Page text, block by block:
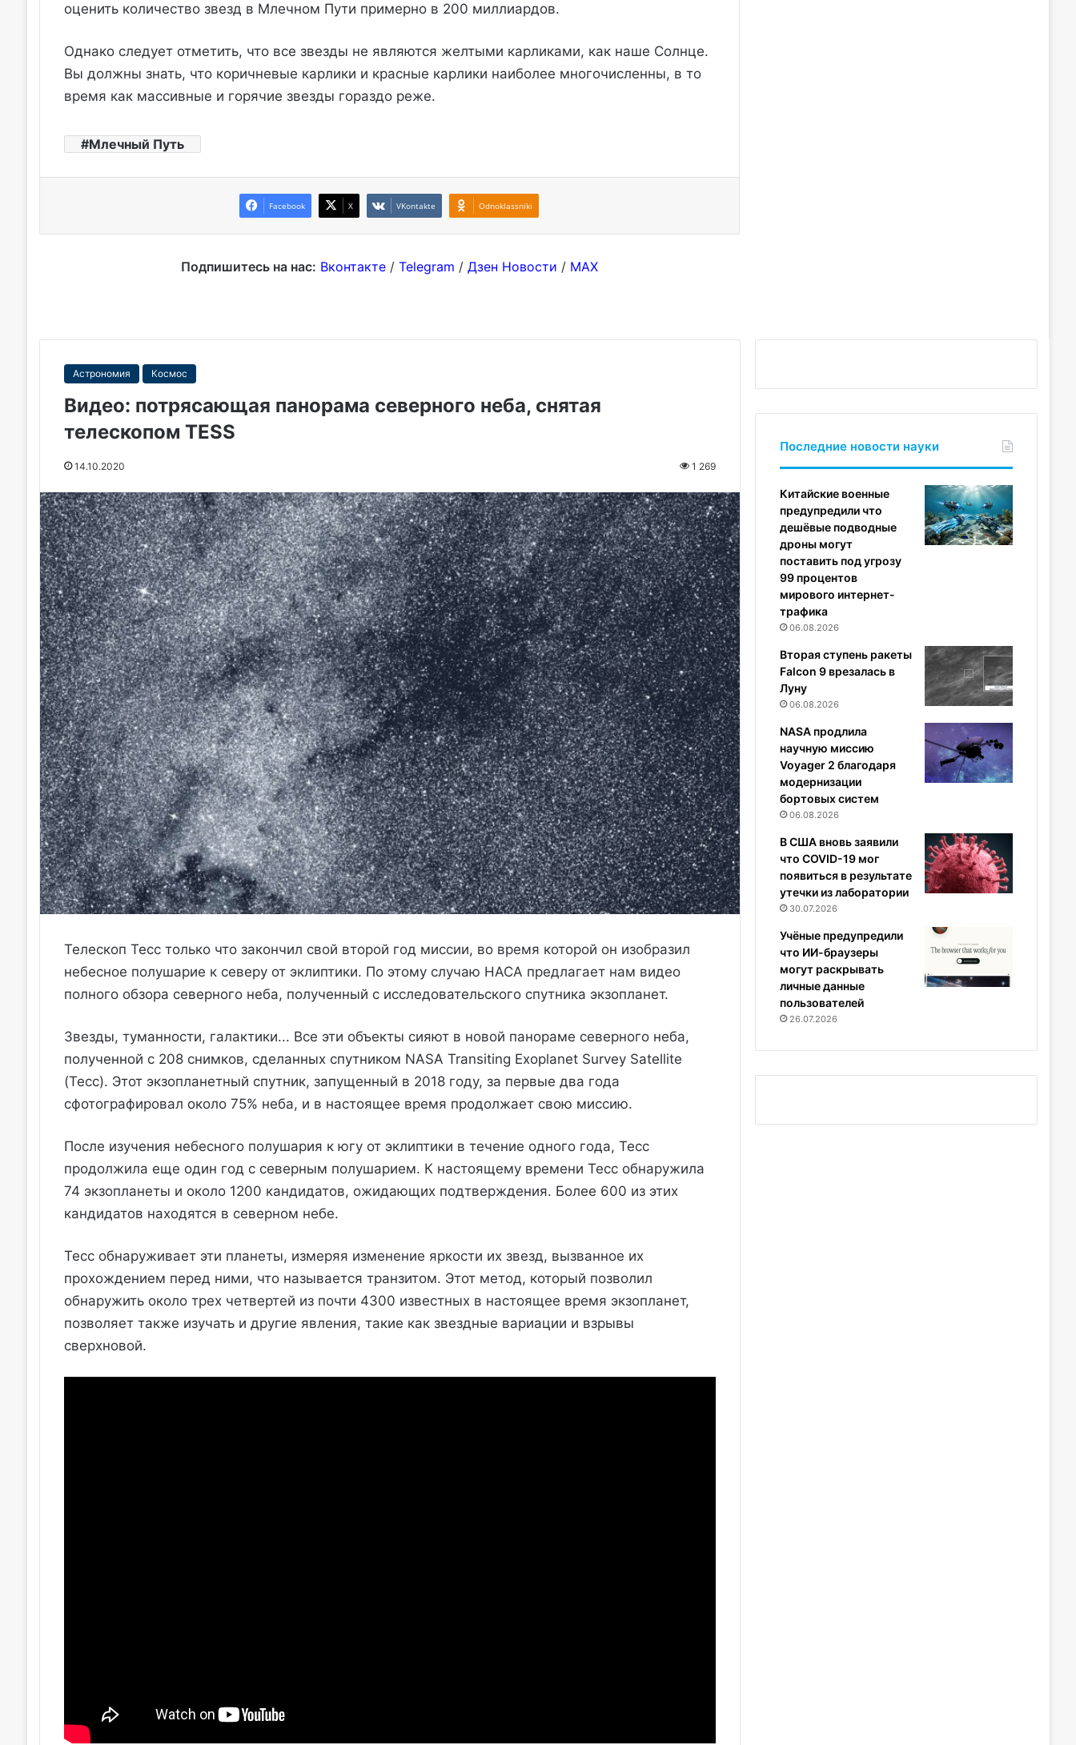
оценить количество звезд в Млечном Пути примерно в 200 миллиардов.
Однако следует отметить, что все звезды не являются желтыми карликами, как наше Солнце.
Вы должны знать, что коричневые карлики и красные карлики наиболее многочисленны, в то
время как массивные и горячие звезды гораздо реже.
Млечный Путь
Facebook X VKontakte Odnoklassniki
Подпишитесь на нас: Вконтакте/ Telegram / Дзен Новости / MAX